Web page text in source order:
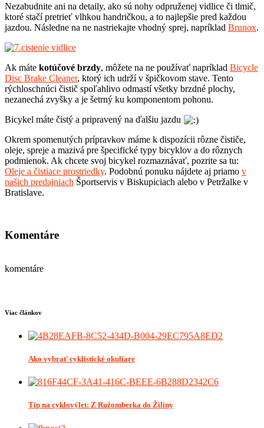
Nezabudnite ani na detaily, ako sú nohy odpruženej vidlice či tlmič,
ktoré stačí pretrieť vlhkou handričkou, a to najlepšie pred každou
jazdou. Následne na ne nastriekajte vhodný sprej, napríklad Brunox.
Ak máte kotúčové brzdy, môžete na ne používať napríklad Bicycle
Disc Brake Cleaner, ktorý ich udrží v špičkovom stave. Tento
rýchloschnúci čistič spoľahlivo odmastí všetky brzdné plochy,
nezanechá zvyšky a je šetrný ku komponentom pohonu.
Bicykel máte čistý a pripravený na ďalšiu jazdu
Okrem spomenutých prípravkov máme k dispozícii rôzne čističe,
oleje, spreje a mazivá pre špecifické typy bicyklov a do rôznych
podmienok. Ak chcete svoj bicykel rozmaznávať, pozrite sa tu:
Oleje a čistiace prostriedky. Podobnú ponuku nájdete aj priamo v
našich predajniach Športservis v Biskupiciach alebo v Petržalke v
Bratislave.
Komentáre
komentáre
Viac článkov
Ako vybrať cyklistické okuliare
Tip na cyklovýlet: Z Ružomberka do Žiliny